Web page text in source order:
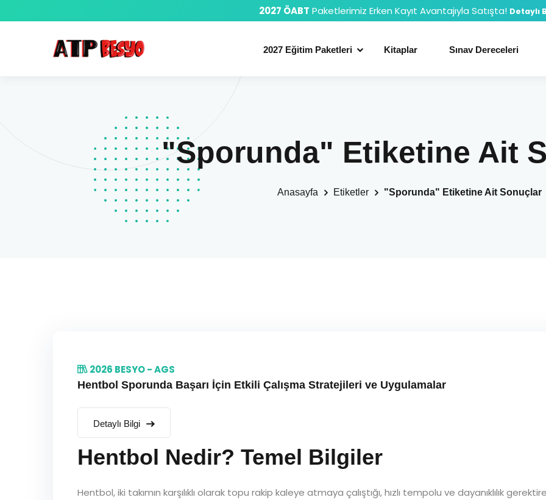
2027 ÖABT Paketlerimiz Erken Kayıt Avantajıyla Satışta! Detaylı
2027 Eğitim Paketleri Kitaplar Sınav Dereceleri
"Sporunda" Etiketine Ait
Anasayfa Etiketler "Sporunda" Etiketine Ait Sonuçlar
2026 BESYO - AGS
Hentbol Sporunda Başarı İçin Etkili Çalışma Stratejileri ve Uygulamalar
Detaylı Bilgi
Hentbol Nedir? Temel Bilgiler
Hentbol, iki takımın karşılıklı olarak topu rakip kaleye atmaya çalıştığı, hızlı tempolu ve dayanıklılık